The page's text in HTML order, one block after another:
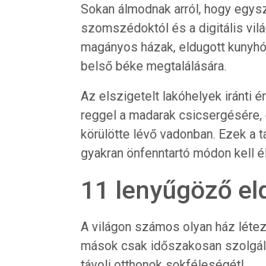
Sokan álmodnak arról, hogy
szomszédoktól és a digitális
magányos házak, eldugott
belső béke megtalálására.
Az elszigetelt lakóhelyek iránti
reggel a madarak
körülötte lévő vadonban. Ezek a
gyakran önfenntartó módon kell
11 lenyűgöző
A világon számos olyan ház
mások csak időszakosan